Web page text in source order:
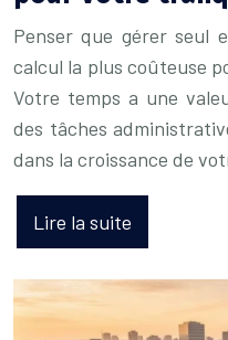
Penser que gérer seul
calcul la plus coûteuse
Votre temps a une
des tâches
dans la croissance de
Lire la suite